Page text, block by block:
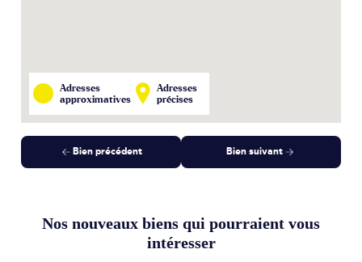
Adresses
approximatives
Adresses
précises
Bien précédent Bien suivant
Nos nouveaux biens qui pourraient vous
intéresser